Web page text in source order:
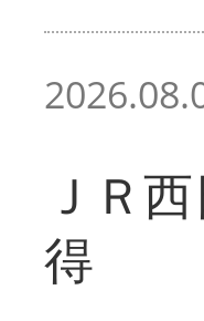
ＪＲ
得